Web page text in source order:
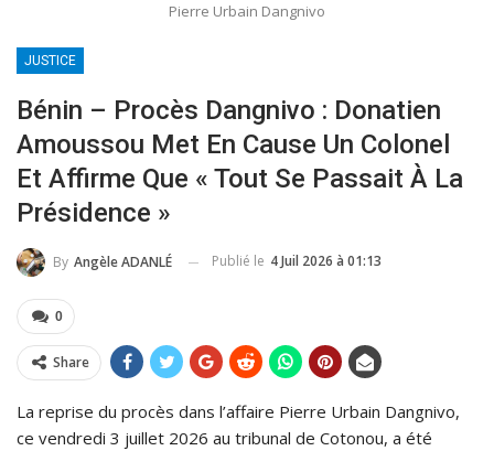
Pierre Urbain Dangnivo
JUSTICE
Bénin – Procès Dangnivo : Donatien
Amoussou Met En Cause Un Colonel
Et Affirme Que « Tout Se Passait À La
Présidence »
By Angèle ADANLÉ Publié le 4 Juil 2026 à 01:13
0
Share
La reprise du procès dans l’affaire Pierre Urbain Dangnivo,
ce vendredi 3 juillet 2026 au tribunal de Cotonou, a été